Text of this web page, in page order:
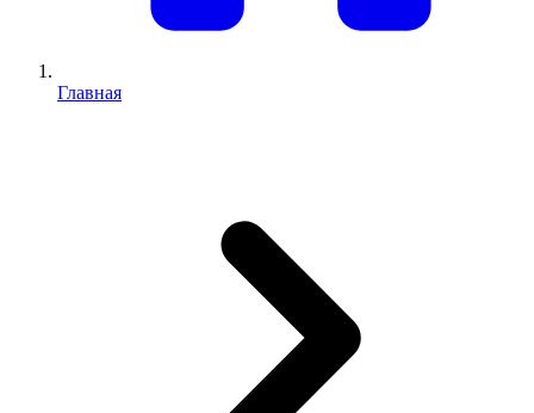
Главная